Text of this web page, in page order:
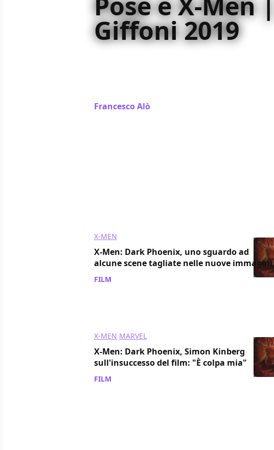
Giffoni 2019
Francesco Alò
X-MEN
X-Men: Dark Phoenix, uno sguardo ad
alcune scene tagliate nelle nuove immagini
FILM
X-MEN MARVEL
X-Men: Dark Phoenix, Simon Kinberg
sull'insuccesso del film: "È colpa mia"
FILM